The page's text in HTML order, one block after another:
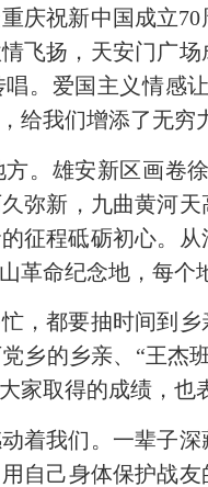
祝新中国成立70
飞扬，天安门广
。爱国主义情感
给我们增添了无穷
雄安新区画卷徐
弥新，九曲黄河
征程砥砺初心。
革命纪念地，每个
都要抽时间到乡
乡的乡亲、“王杰
家取得的成绩，也
我们。一辈子深
自己身体保护战